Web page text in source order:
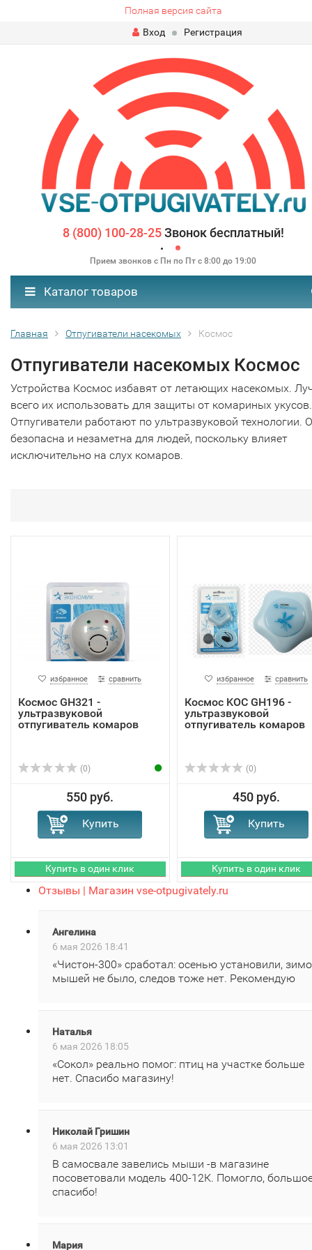
Полная версия сайта
Вход
Регистрация
8 (800) 100-28-25Звонок бесплатный!
Прием звонков с Пн по Пт с 8:00 до 19:00
Каталог товаров
Главная Отпугиватели насекомых Космос
Отпугиватели насекомых Космос
Устройства Космос избавят от летающих насекомых.
всего их использовать для защиты от комариных укусов.
Отпугиватели работают по ультразвуковой технологии.
безопасна и незаметна для людей, поскольку влияет
исключительно на слух комаров.
избранное сравнить
Космос GH321 -
ультразвуковой
отпугиватель комаров
(0)
550 руб.
избранное сравнить
Космос KOC GH196 -
ультразвуковой
отпугиватель комаров
(0)
450 руб.
Отзывы | Магазин vse-otpugivately.ru
Ангелина
6 мая 2026 18:41
«Чистон‑300» сработал: осенью установили,
мышей не было, следов тоже нет. Рекомендую
Наталья
6 мая 2026 18:05
«Сокол» реально помог: птиц на участке больше
нет. Спасибо магазину!
Николай Гришин
6 мая 2026 13:01
В самосвале завелись мыши -в магазине
посоветовали модель 400‑12К. Помогло,
спасибо!
Мария